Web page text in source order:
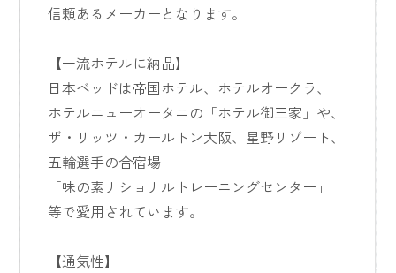
信頼あるメーカーとなります。
【一流ホテルに納品】
日本ベッドは帝国ホテル、ホテルオークラ、
ホテルニューオータニの「ホテル御三家」や、
ザ・リッツ・カールトン大阪、星野リゾート、
五輪選手の合宿場
「味の素ナショナルトレーニングセンター」
等で愛用されています。
【通気性】